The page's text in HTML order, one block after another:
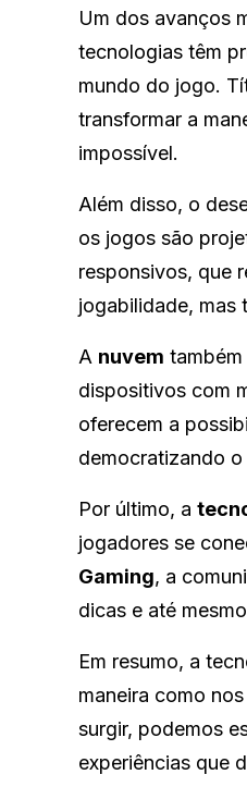
Um dos avanços
tecnologias têm
mundo do jogo.
transformar a
impossível.
Além disso, o
os jogos são
responsivos, que
jogabilidade, mas
A nuvem
dispositivos com
oferecem a
democratizando
Por último, a
jogadores se
Gaming, a
dicas e até
Em resumo, a
maneira como
surgir, podemos
experiências que